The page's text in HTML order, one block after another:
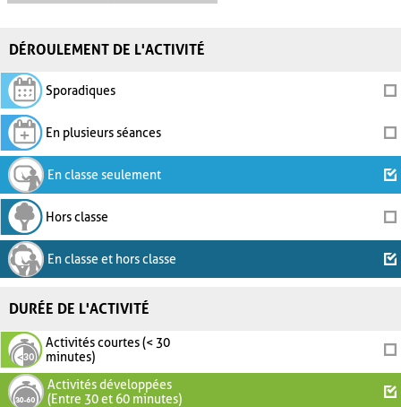
DÉROULEMENT DE L'ACTIVITÉ
Sporadiques
En plusieurs séances
En classe seulement
Hors classe
En classe et hors classe
DURÉE DE L'ACTIVITÉ
Activités courtes (< 30
minutes)
Activités développées
(Entre 30 et 60 minutes)